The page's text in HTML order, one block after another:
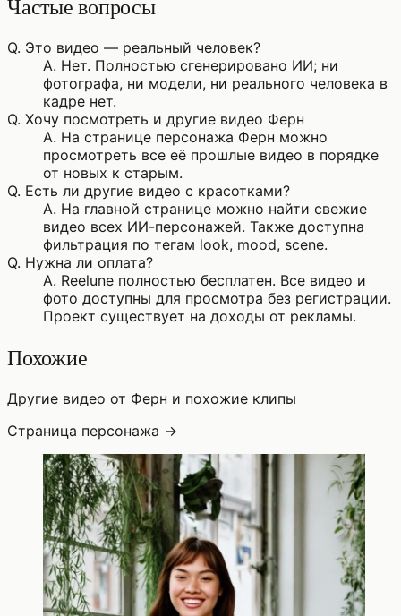
Частые вопросы
Q. Это видео — реальный человек?
A. Нет. Полностью сгенерировано ИИ; ни
фотографа, ни модели, ни реального человека в
кадре нет.
Q. Хочу посмотреть и другие видео Ферн
A. На странице персонажа Ферн можно
просмотреть все её прошлые видео в порядке
от новых к старым.
Q. Есть ли другие видео с красотками?
A. На главной странице можно найти свежие
видео всех ИИ-персонажей. Также доступна
фильтрация по тегам look, mood, scene.
Q. Нужна ли оплата?
A. Reelune полностью бесплатен. Все видео и
фото доступны для просмотра без регистрации.
Проект существует на доходы от рекламы.
Похожие
Другие видео от Ферн и похожие клипы
Страница персонажа →